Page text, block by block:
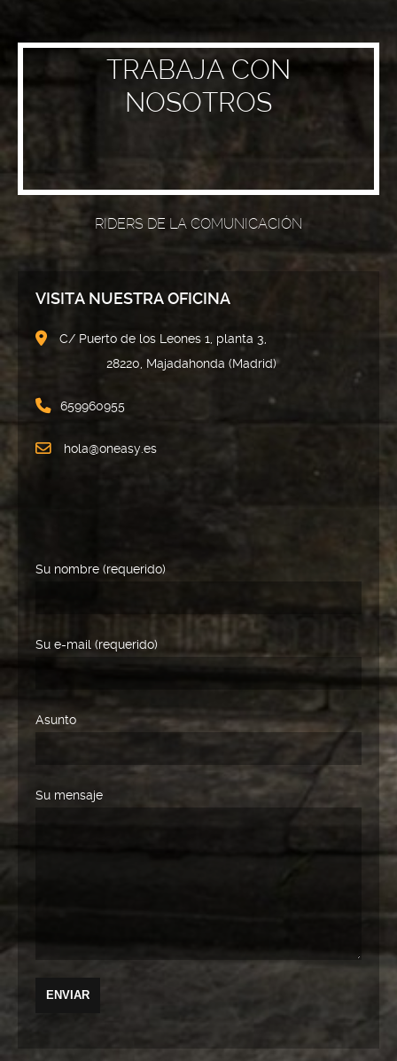
TRABAJA CON
NOSOTROS
RIDERS DE LA COMUNICACIÓN
VISITA NUESTRA OFICINA
C/ Puerto de los Leones 1, planta 3,
28220, Majadahonda (Madrid)
659960955
hola@oneasy.es
Su nombre (requerido)
Su e-mail (requerido)
Asunto
Su mensaje